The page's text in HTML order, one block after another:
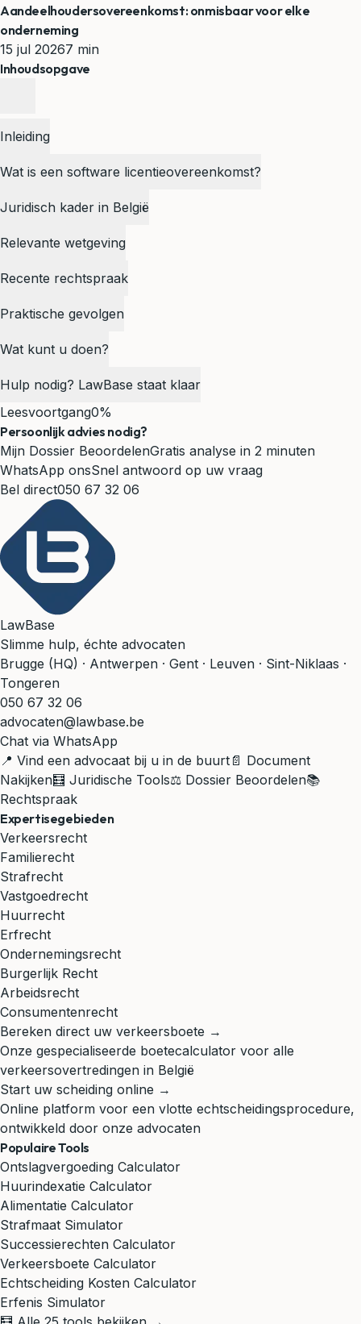
Aandeelhoudersovereenkomst: onmisbaar voor elke
onderneming
15 jul 20267 min
Inhoudsopgave
Inleiding
Wat is een software licentieovereenkomst?
Juridisch kader in België
Relevante wetgeving
Recente rechtspraak
Praktische gevolgen
Wat kunt u doen?
Hulp nodig? LawBase staat klaar
Leesvoortgang0%
Persoonlijk advies nodig?
Mijn Dossier BeoordelenGratis analyse in 2 minuten
WhatsApp onsSnel antwoord op uw vraag
Bel direct050 67 32 06
LawBase
Slimme hulp, échte advocaten
Brugge (HQ) · Antwerpen · Gent · Leuven · Sint-Niklaas ·
Tongeren
050 67 32 06
advocaten@lawbase.be
Chat via WhatsApp
📍 Vind een advocaat bij u in de buurt 📄 Document
Nakijken🧮 Juridische Tools⚖️ Dossier Beoordelen📚
Rechtspraak
Expertisegebieden
Verkeersrecht
Familierecht
Strafrecht
Vastgoedrecht
Huurrecht
Erfrecht
Ondernemingsrecht
Burgerlijk Recht
Arbeidsrecht
Consumentenrecht
Bereken direct uw verkeersboete →
Onze gespecialiseerde boetecalculator voor alle
verkeersovertredingen in België
Start uw scheiding online →
Online platform voor een vlotte echtscheidingsprocedure,
ontwikkeld door onze advocaten
Populaire Tools
Ontslagvergoeding Calculator
Huurindexatie Calculator
Alimentatie Calculator
Strafmaat Simulator
Successierechten Calculator
Verkeersboete Calculator
Echtscheiding Kosten Calculator
Erfenis Simulator